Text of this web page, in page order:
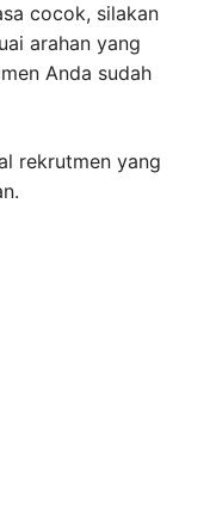
cocok, silakan
arahan yang
Anda sudah
rekrutmen yang